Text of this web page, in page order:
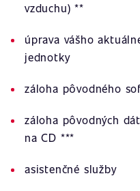
vzduchu) **
úprava vášho
jednotky
záloha pôvodného
záloha pôvodných
na CD ***
asistenčné služby